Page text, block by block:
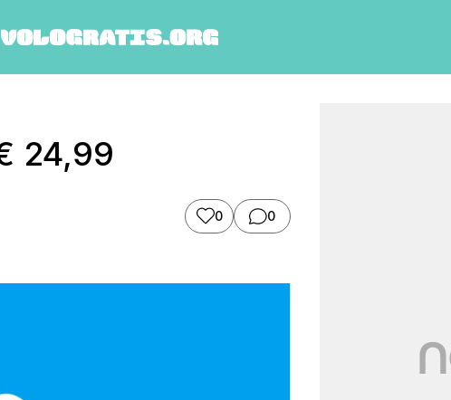
24,99
0 0